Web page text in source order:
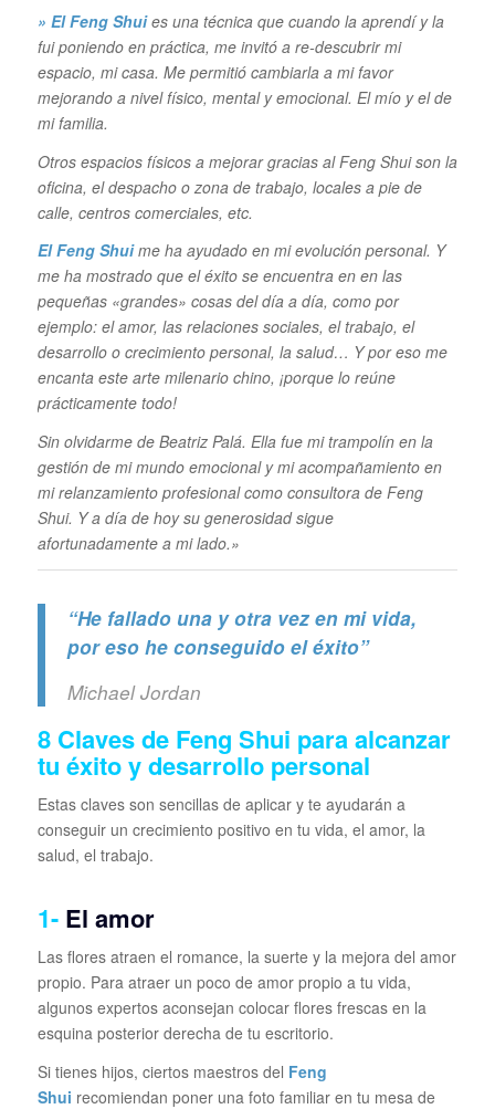
» El Feng Shuies una técnica que cuando la aprendí y la
fui poniendo en práctica, me invitó a re-descubrir mi
espacio, mi casa. Me permitió cambiarla a mi favor
mejorando a nivel físico, mental y emocional. El mío y el de
mi familia.
Otros espacios físicos a mejorar gracias al Feng Shui son la
oficina, el despacho o zona de trabajo, locales a pie de
calle, centros comerciales, etc.
El Feng Shuime ha ayudado en mi evolución personal. Y
me ha mostrado que el éxito se encuentra en en las
pequeñas «grandes» cosas del día a día, como por
ejemplo: el amor, las relaciones sociales, el trabajo, el
desarrollo o crecimiento personal, la salud… Y por eso me
encanta este arte milenario chino, ¡porque lo reúne
prácticamente todo!
Sin olvidarme de Beatriz Palá. Ella fue mi trampolín en la
gestión de mi mundo emocional y mi acompañamiento en
mi relanzamiento profesional como consultora de Feng
Shui. Y a día de hoy su generosidad sigue
afortunadamente a mi lado.»
“He fallado una y otra vez en mi vida,
por eso he conseguido el éxito”
Michael Jordan
8 Claves de Feng Shui para alcanzar
tu éxito y desarrollo personal
Estas claves son sencillas de aplicar y te ayudarán a
conseguir un crecimiento positivo en tu vida, el amor, la
salud, el trabajo.
1- El amor
Las flores atraen el romance, la suerte y la mejora del amor
propio. Para atraer un poco de amor propio a tu vida,
algunos expertos aconsejan colocar flores frescas en la
esquina posterior derecha de tu escritorio.
Si tienes hijos, ciertos maestros del Feng
Shui recomiendan poner una foto familiar en tu mesa de